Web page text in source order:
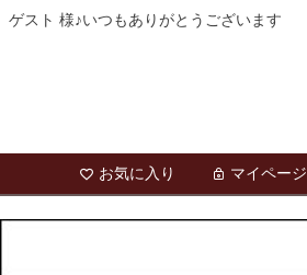
ゲスト 様♪いつもありがとうございます
お気に入り マイページ